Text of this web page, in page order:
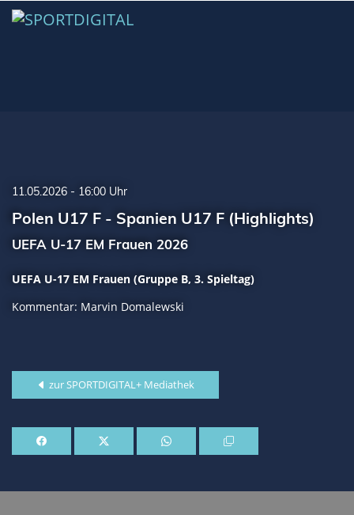
11.05.2026 - 16:00 Uhr
Polen U17 F - Spanien U17 F (Highlights)
UEFA U-17 EM Frauen 2026
UEFA U-17 EM Frauen (Gruppe B, 3. Spieltag)
Kommentar: Marvin Domalewski
zur SPORTDIGITAL+ Mediathek